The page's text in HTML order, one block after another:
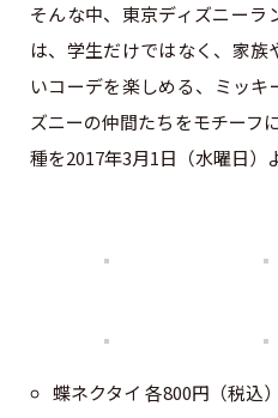
そんな中、東京ディズニーラ
は、学生だけではなく、家
いコーデを楽しめる、ミッキ
ズニーの仲間たちをモチーフ
種を2017年3月1日（水曜日）
蝶ネクタイ 各800円（税込